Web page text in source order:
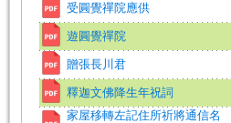
受圓覺禪院應供
遊圓覺禪院
贈張長川君
釋迦文佛降生年祝詞
家屋移轉左記住所祈將通信名